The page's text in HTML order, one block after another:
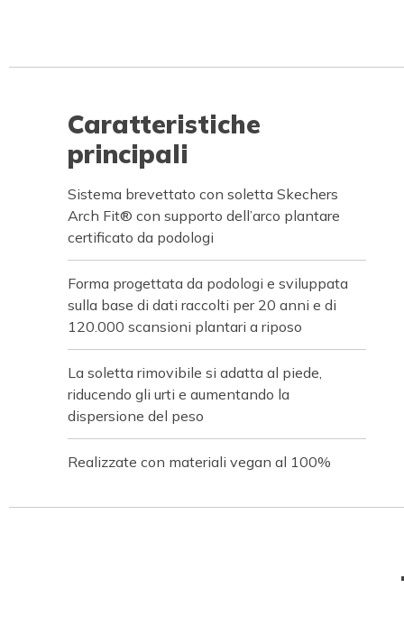
Caratteristiche
principali
Sistema brevettato con soletta Skechers
Arch Fit® con supporto dell’arco plantare
certificato da podologi
Forma progettata da podologi e sviluppata
sulla base di dati raccolti per 20 anni e di
120.000 scansioni plantari a riposo
La soletta rimovibile si adatta al piede,
riducendo gli urti e aumentando la
dispersione del peso
Realizzate con materiali vegan al 100%